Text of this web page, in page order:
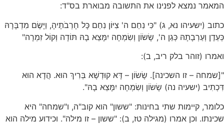
המאמר נמצא לפנינו את התשובה מבוארת בס"ד:
כתוב (ישעיהו נא, ג) "כִּי נִחַם ה' צִיּוֹן נִחַם כָּל חָרְבֹתֶיהָ, וַיָּשֶׂם מִדְבָּרָהּ
כְּעֵדֶן וְעַרְבָתָהּ כְּגַן ה', שָׂשׂוֹן וְשִׂמְחָה יִמָּצֵא בָהּ תּוֹדָה וְקוֹל זִמְרָה"
ואמרו (זוהר בלק ריב, ב):
"[שמחה – זו השכינה]. שָׂשׂוֹן – דָּא קוּדְשָׁא בְּרִיךְ הוּא. הֲדָא הוּא
דִּכְתִיב (ישעיה נה) שָׂשׂוֹן וְשִׂמְחָה יִמָּצֵא בָהּ".
כלומר, קיימות שתי בחינות: "ששון" הוא קוב"ה, ו"שמחה" היא
שכינתו. וכן אמרו (מגילה טז, ב): "ששון – זו מילה". וכידוע מילה הוא